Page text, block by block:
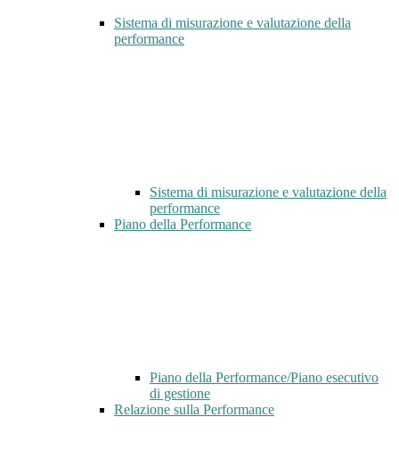
Sistema di misurazione e valutazione della
performance
Sistema di misurazione e valutazione della
performance
Piano della Performance
Piano della Performance/Piano esecutivo
di gestione
Relazione sulla Performance